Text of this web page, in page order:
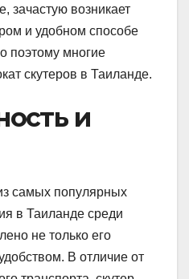
зачастую возникает
и удобном способе
поэтому многие
скутеров в Таиланде.
и
самых популярных
в Таиланде среди
не только его
В отличие от